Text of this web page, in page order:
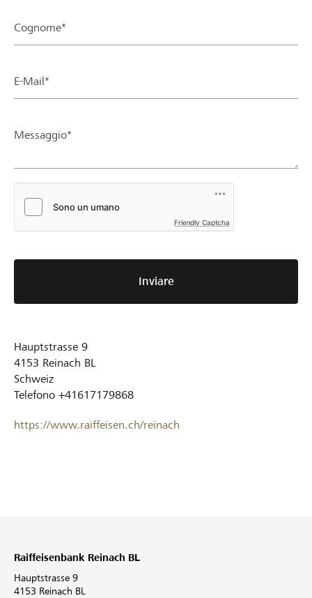
Cognome*
E-Mail*
Messaggio*
Friendly Captcha
Inviare
Hauptstrasse 9
4153 Reinach BL
Schweiz
Telefono +41617179868
https://www.raiffeisen.ch/reinach
Raiffeisenbank Reinach BL
Hauptstrasse 9
4153 Reinach BL